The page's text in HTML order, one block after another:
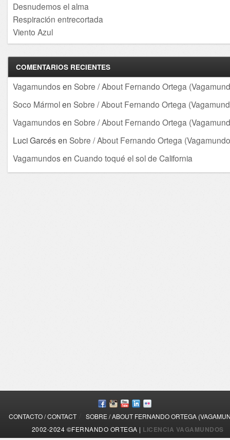
Desnudemos el alma
Respiración entrecortada
Viento Azul
COMENTARIOS RECIENTES
Vagamundos en Sobre / About Fernando Ortega
Soco Mármolen Sobre / About Fernando Ortega
Vagamundos en Sobre / About Fernando Ortega
Luci Garcés en Sobre / About Fernando Ortega
Vagamundos en Cuando toqué el sol de California
CONTACTO / CONTACT
SOBRE / ABOUT FERNANDO ORTEGA
2002-2024 ©FERNANDO ORTEGA | LICENCIA VAGAMUNDOS